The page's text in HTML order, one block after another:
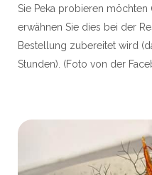
Sie Peka probieren möchten
erwähnen Sie dies bei der
Bestellung zubereitet wird
Stunden). (Foto von der